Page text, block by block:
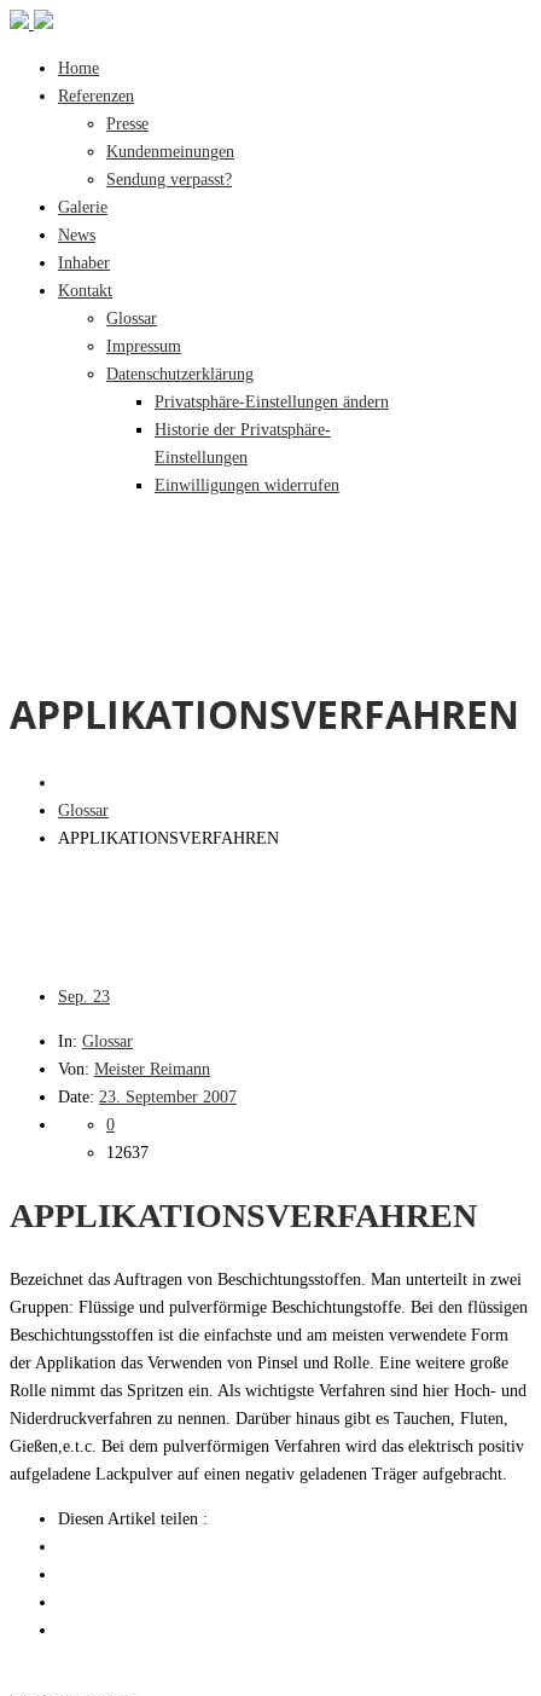
Home
Referenzen
Presse
Kundenmeinungen
Sendung verpasst?
Galerie
News
Inhaber
Kontakt
Glossar
Impressum
Datenschutzerklärung
Privatsphäre-Einstellungen ändern
Historie der Privatsphäre-
Einstellungen
Einwilligungen widerrufen
APPLIKATIONSVERFAHREN
Glossar
APPLIKATIONSVERFAHREN
Sep. 23
In: Glossar
Von: Meister Reimann
Date: 23. September 2007
0
12637
APPLIKATIONSVERFAHREN
Bezeichnet das Auftragen von Beschichtungsstoffen. Man unterteilt in zwei
Gruppen: Flüssige und pulverförmige Beschichtungstoffe. Bei den flüssigen
Beschichtungsstoffen ist die einfachste und am meisten verwendete Form
der Applikation das Verwenden von Pinsel und Rolle. Eine weitere große
Rolle nimmt das Spritzen ein. Als wichtigste Verfahren sind hier Hoch- und
Niderdruckverfahren zu nennen. Darüber hinaus gibt es Tauchen, Fluten,
Gießen,e.t.c. Bei dem pulverförmigen Verfahren wird das elektrisch positiv
aufgeladene Lackpulver auf einen negativ geladenen Träger aufgebracht.
Diesen Artikel teilen :